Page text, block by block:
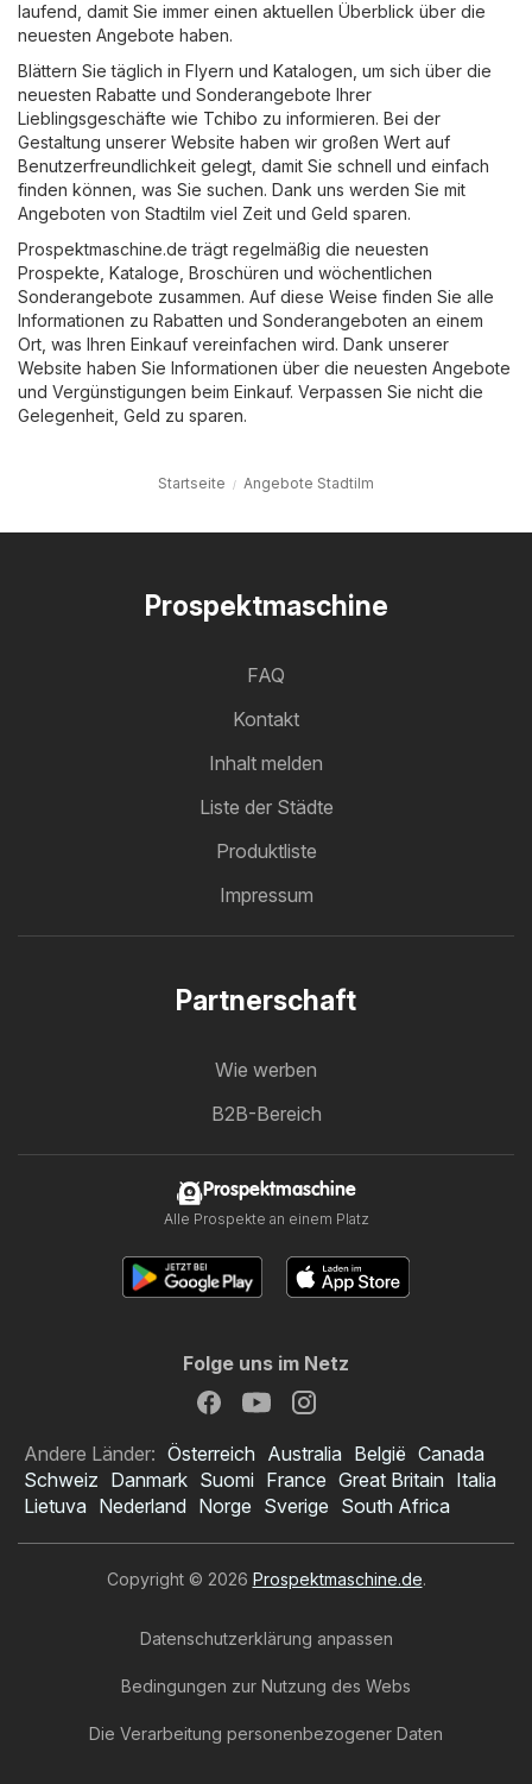
laufend, damit Sie immer einen aktuellen Überblick über die
neuesten Angebote haben.
Blättern Sie täglich in Flyern und Katalogen, um sich über die
neuesten Rabatte und Sonderangebote Ihrer
Lieblingsgeschäfte wie Tchibo zu informieren. Bei der
Gestaltung unserer Website haben wir großen Wert auf
Benutzerfreundlichkeit gelegt, damit Sie schnell und einfach
finden können, was Sie suchen. Dank uns werden Sie mit
Angeboten von Stadtilm viel Zeit und Geld sparen.
Prospektmaschine.de trägt regelmäßig die neuesten
Prospekte, Kataloge, Broschüren und wöchentlichen
Sonderangebote zusammen. Auf diese Weise finden Sie alle
Informationen zu Rabatten und Sonderangeboten an einem
Ort, was Ihren Einkauf vereinfachen wird. Dank unserer
Website haben Sie Informationen über die neuesten Angebote
und Vergünstigungen beim Einkauf. Verpassen Sie nicht die
Gelegenheit, Geld zu sparen.
Startseite Angebote Stadtilm
Prospektmaschine
FAQ
Kontakt
Inhalt melden
Liste der Städte
Produktliste
Impressum
Partnerschaft
Wie werben
B2B-Bereich
Prospektmaschine
Alle Prospekte an einem Platz
Folge uns im Netz
Andere Länder: Österreich Australia België Canada
Schweiz Danmark Suomi France Great Britain Italia
Lietuva Nederland Norge Sverige South Africa
Copyright © 2026 Prospektmaschine.de.
Datenschutzerklärung anpassen
Bedingungen zur Nutzung des Webs
Die Verarbeitung personenbezogener Daten